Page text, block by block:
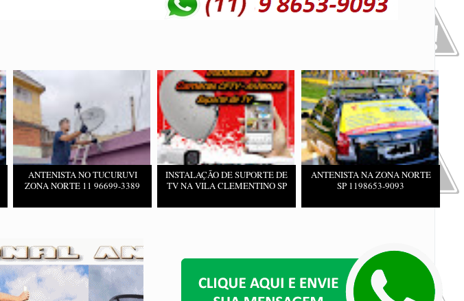
ANTENISTA NO TUCURUVI
ZONA NORTE 11 96699-3389
INSTALAÇÃO DE SUPORTE DE
TV NA VILA CLEMENTINO SP
ANTENISTA NA ZONA NORTE
SP 1198653-9093